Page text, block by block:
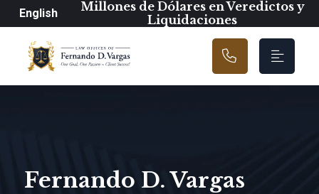
Navegación
English
Millones de Dólares en Veredictos y
Liquidaciones
Fernando D. Vargas